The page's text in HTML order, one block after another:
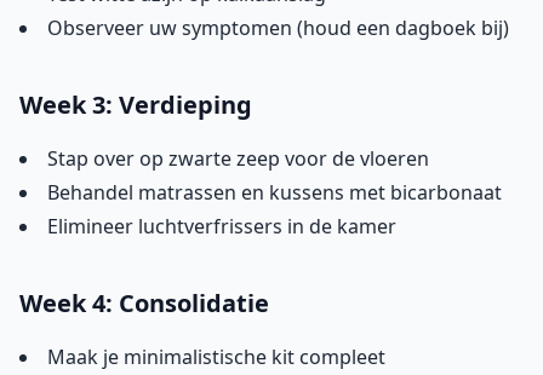
Observeer uw symptomen (houd een dagboek bij)
Week 3: Verdieping
Stap over op zwarte zeep voor de vloeren
Behandel matrassen en kussens met bicarbonaat
Elimineer luchtverfrissers in de kamer
Week 4: Consolidatie
Maak je minimalistische kit compleet